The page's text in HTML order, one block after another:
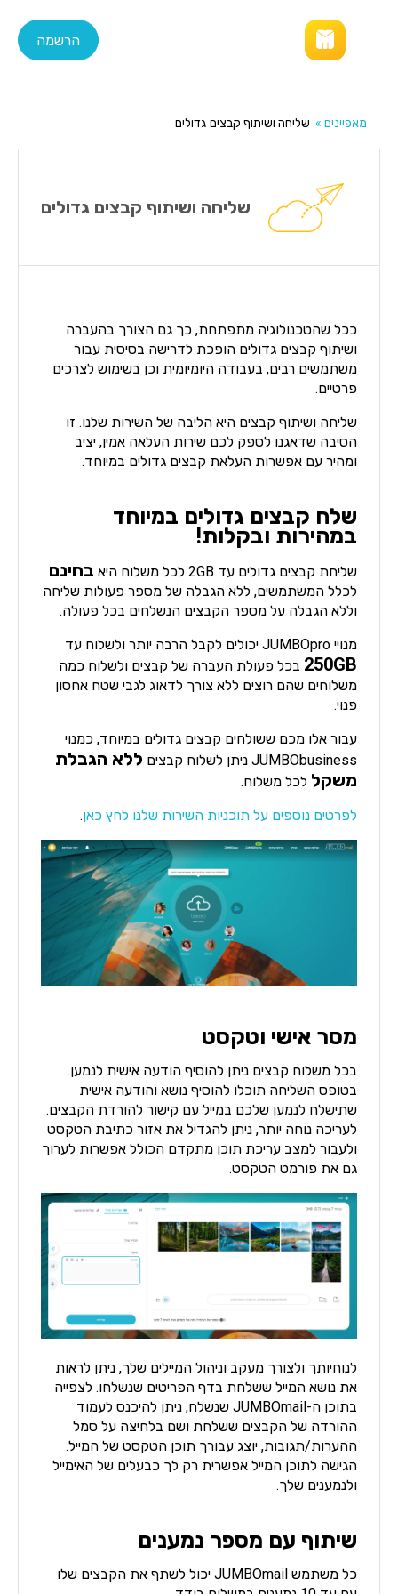
הרשמה
מאפיינים » שליחה ושיתוף קבצים גדולים
שליחה ושיתוף קבצים גדולים
ככל שהטכנולוגיה מתפתחת, כך גם הצורך בהעברה
ושיתוף קבצים גדולים הופכת לדרישה בסיסית עבור
משתמשים רבים, בעבודה היומיומית וכן בשימוש לצרכים
פרטיים.
שליחה ושיתוף קבצים היא הליבה של השירות שלנו. זו
הסיבה שדאגנו לספק לכם שירות העלאה אמין, יציב
ומהיר עם אפשרות העלאת קבצים גדולים במיוחד.
שלח קבצים גדולים במיוחד
במהירות ובקלות!
שליחת קבצים גדולים עד 2GB לכל משלוח היא בחינם
לכלל המשתמשים, ללא הגבלה של מספר פעולות שליחה
וללא הגבלה על מספר הקבצים הנשלחים בכל פעולה.
מנויי JUMBOpro יכולים לקבל הרבה יותר ולשלוח עד
250GB בכל פעולת העברה של קבצים ולשלוח כמה
משלוחים שהם רוצים ללא צורך לדאוג לגבי שטח אחסון
פנוי.
עבור אלו מכם ששולחים קבצים גדולים במיוחד, כמנוי
JUMBObusiness ניתן לשלוח קבצים
ללא הגבלת
משקל לכל משלוח.
לפרטים נוספים על תוכניות השירות שלנו לחץ כאן.
מסר אישי וטקסט
בכל משלוח קבצים ניתן להוסיף הודעה אישית לנמען.
בטופס השליחה תוכלו להוסיף נושא והודעה אישית
שתישלח לנמען שלכם במייל עם קישור להורדת הקבצים.
לעריכה נוחה יותר, ניתן להגדיל את אזור כתיבת הטקסט
ולעבור למצב עריכת תוכן מתקדם הכולל אפשרות לערוך
גם את פורמט הטקסט.
לנוחיותך ולצורך מעקב וניהול המיילים שלך, ניתן לראות
את נושא המייל ששלחת בדף הפריטים שנשלחו. לצפייה
בתוכן ה-JUMBOmail שנשלח, ניתן להיכנס לעמוד
ההורדה של הקבצים ששלחת ושם בלחיצה על סמל
ההערות/תגובות, יוצג עבורך תוכן הטקסט של המייל.
הגישה לתוכן המייל אפשרית רק לך כבעלים של האימייל
ולנמענים שלך.
שיתוף עם מספר נמענים
כל משתמש JUMBOmail יכול לשתף את הקבצים שלו